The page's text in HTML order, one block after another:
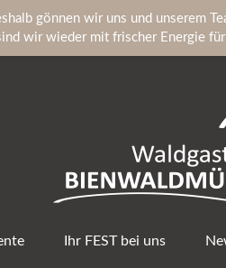
Ihr FEST bei uns
gönnen wir uns und unserem
wir wieder mit frischer Energie für